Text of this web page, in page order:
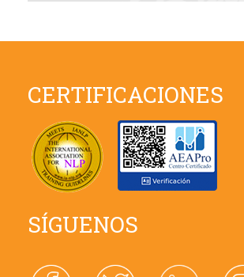
CERTIFICACIONES
SÍGUENOS